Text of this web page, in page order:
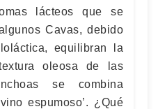
lácteos que se
Cavas, debido
equilibran la
oleosa de las
se combina
espumoso’. ¿Qué